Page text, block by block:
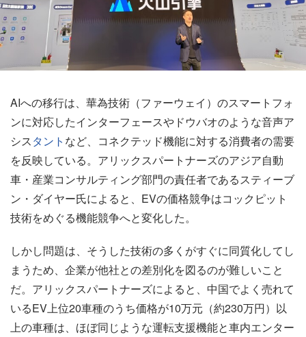
AIへの移行は、華為技術（ファーウェイ）のスマートフォ
ンに対応したインターフェースやドウバオのような音声ア
シスタント など、コネクテッド機能に対する消費者の需要
を反映している。アリックスパートナーズのアジア自動
車・産業コンサルティング部門の責任者であるスティーブ
ン・ダイヤー氏によると、EVの価格競争はコックピット
技術をめぐる機能競争へと変化した。
しかし問題は、そうした技術の多くがすぐに同質化してし
まうため、企業が他社との差別化を図るのが難しいこと
だ。アリックスパートナーズによると、中国でよく売れて
いるEV上位20車種のうち価格が10万元（約230万円）以
上の車種は、ほぼ同じような運転支援機能と車内エンター